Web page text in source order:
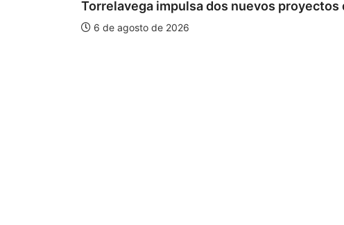
Torrelavega impulsa dos nuevos proyectos
6 de agosto de 2026